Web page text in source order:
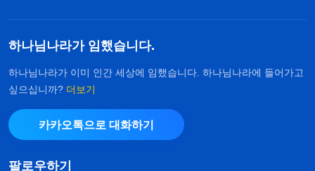
이 갈급하고 또 진리를 실행에 옮길 때에야 하나님께
순종하는 법을 알게 되는 거죠. 진리를 알고, 하나님
의 말씀, 바로 진리대로 살게 되면 생명 성품에 변화
가 생기기 시작합니다. 그렇게 끊임없이 하나님 말씀
의 심판을 체험하다 보면 종국에 사람의 패괴 성품은
정결함을 받게 되는데, 그런 사람이 바로 구원받은
하나님나라가 임했습니다.
하나님나라가 이미 인간 세상에 임했습니다. 하나님나라에 들어가고
싶으십니까? 더보기
카카오톡으로 대화하기
팔로우하기